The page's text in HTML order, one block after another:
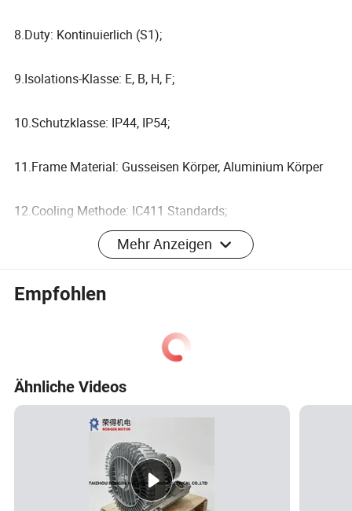
8.Duty: Kontinuierlich (S1);
9.Isolations-Klasse: E, B, H, F;
10.Schutzklasse: IP44, IP54;
11.Frame Material: Gusseisen Körper, Aluminium Körper
12.Cooling Methode: IC411 Standards;
13.Höhe: Nicht mehr als 1.000 Meter über dem
Unsere Vorteile
1.Competitive Preis:Wir sind ein Hersteller von Rohstoffen
aus erster Hand. Wir haben unsere eigene
Präzisionsbearbeitung Werkstatt, Stator Draht Einbettung
Werkstatt und Motor Montage Werkstatt. Wir führen den
Mehr Anzeigen
Empfohlen
Ähnliche Videos